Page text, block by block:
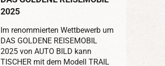
2025
Im renommierten Wettbewerb um
DAS GOLDENE REISEMOBIL
2025 von AUTO BILD kann
TISCHER mit dem Modell TRAIL